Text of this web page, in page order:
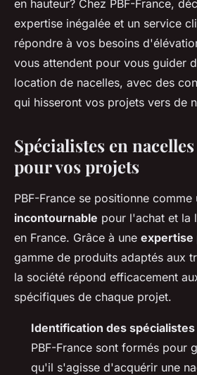
en hauteur? Chez PBF-France,
expertise inégalée et un service
répondre à vos besoins
vous attendent pour vous guider
location de nacelles, avec des
qui hisseront vos projets vers de
Spécialistes en
pour vos projets
PBF-France se positionne comme
incontournable pour l'achat et la
en France. Grâce à une expertise
gamme de produits adaptés aux
la société répond efficacement
spécifiques de chaque projet.
Identification des spécialistes
PBF-France sont formés pour
qu'il s'agisse d'acquérir une